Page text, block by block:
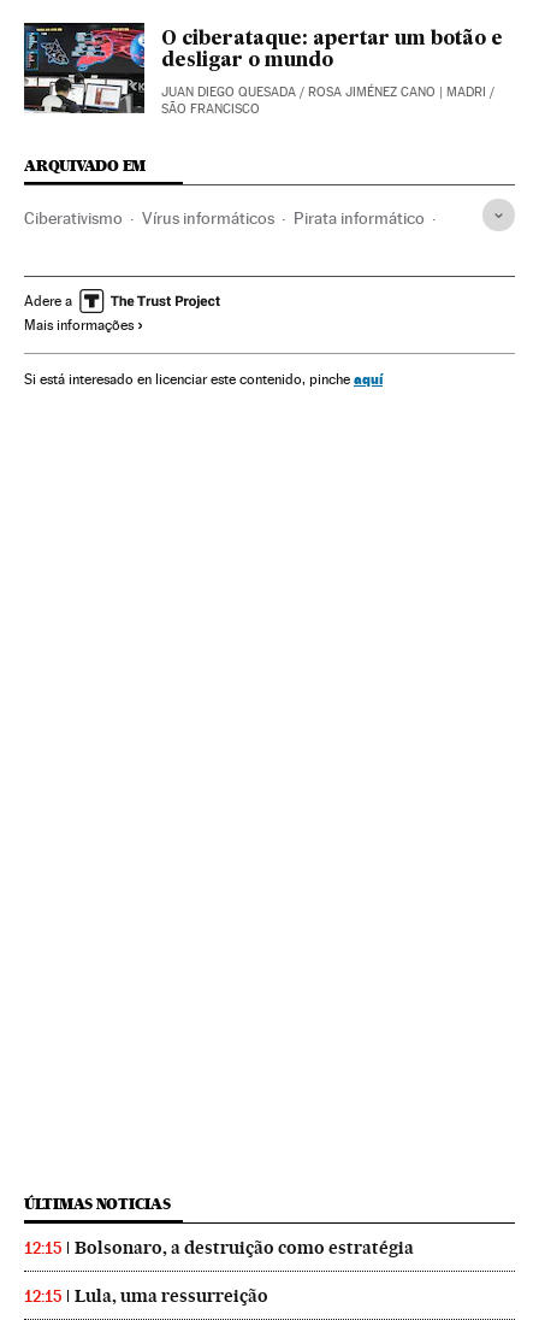
O ciberataque: apertar um botão e
desligar o mundo
JUAN DIEGO QUESADA / ROSA JIMÉNEZ CANO | MADRI /
SÃO FRANCISCO
ARQUIVADO EM
Ciberativismo Vírus informáticos Pirata informático
América do Norte Internet
Telecomunicações
Adere a
Mais informações
Si está interesado en licenciar este contenido, pinche aquí
ÚLTIMAS NOTICIAS
12:15 Bolsonaro, a destruição como estratégia
12:15 Lula, uma ressurreição